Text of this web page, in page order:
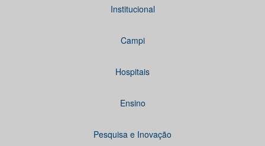
Institucional
Campi
Hospitais
Ensino
Pesquisa e Inovação